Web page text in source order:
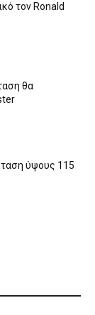
τον Ronald
θα
ύψους 115